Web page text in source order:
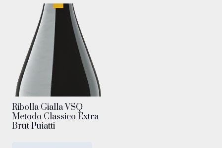
Ribolla Gialla VSQ
Metodo Classico Extra
Brut Puiatti